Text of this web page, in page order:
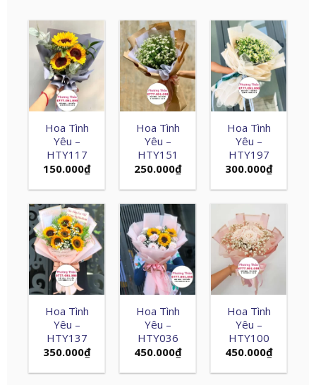
Hoa Tình
Yêu –
HTY117
150.000₫
Hoa Tình
Yêu –
HTY151
250.000₫
Hoa Tình
Yêu –
HTY197
300.000₫
Hoa Tình
Yêu –
HTY137
350.000₫
Hoa Tình
Yêu –
HTY036
450.000₫
Hoa Tình
Yêu –
HTY100
450.000₫